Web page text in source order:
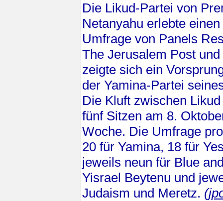
Die Likud-Partei von
Netanyahu erlebte
Umfrage von Panels
The Jerusalem Post
zeigte sich ein
der Yamina-Partei
Die Kluft zwischen
fünf Sitzen am 8.
Woche. Die Umfrage
20 für Yamina, 18 für
jeweils neun für Blue
Yisrael Beytenu und
Judaism und Meretz.